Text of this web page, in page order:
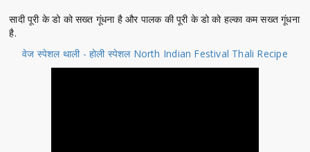
सादी पूरी के डो को सख्त गूंधना है और पालक की पूरी के डो को हल्का कम सख्त गूंधना
है.
वेज स्पेशल थाली - होली स्पेशल North Indian Festival Thali Recipe